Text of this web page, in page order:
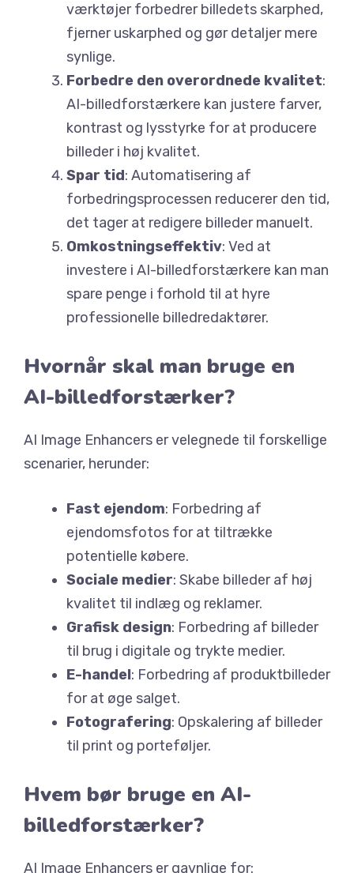
værktøjer forbedrer billedets skarphed,
fjerner uskarphed og gør detaljer mere
synlige.
Forbedre den overordnede kvalitet:
AI-billedforstærkere kan justere farver,
kontrast og lysstyrke for at producere
billeder i høj kvalitet.
Spar tid: Automatisering af
forbedringsprocessen reducerer den tid,
det tager at redigere billeder manuelt.
Omkostningseffektiv: Ved at
investere i AI-billedforstærkere kan man
spare penge i forhold til at hyre
professionelle billedredaktører.
Hvornår skal man bruge en
AI-billedforstærker?
AI Image Enhancers er velegnede til forskellige
scenarier, herunder:
Fast ejendom: Forbedring af
ejendomsfotos for at tiltrække
potentielle købere.
Sociale medier: Skabe billeder af høj
kvalitet til indlæg og reklamer.
Grafisk design: Forbedring af billeder
til brug i digitale og trykte medier.
E-handel: Forbedring af produktbilleder
for at øge salget.
Fotografering: Opskalering af billeder
til print og porteføljer.
Hvem bør bruge en AI-
billedforstærker?
AI Image Enhancers er gavnlige for: